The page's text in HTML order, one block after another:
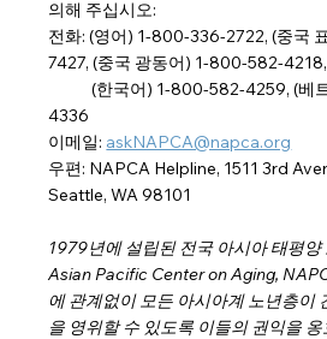
의해 주십시오:
전화: (영어) 1-800-336-2722, (중국
7427, (중국 광동어) 1-800-582-4218,
(한국어) 1-800-582-4259, (베
4336
이메일: askNAPCA@napca.org
우편: NAPCA Helpline, 1511 3rd
Seattle, WA 98101
1979년에 설립된 전국 아시아 태평
Asian Pacific Center on Aging,
에 관계없이 모든 아시아계 노년층이
을 영위할 수 있도록 이들의 권익을